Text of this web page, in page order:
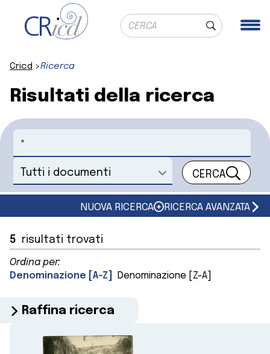
Ricerca globale
Cerca
Cricd Ricerca
Risultati della ricerca
Cerca
Seleziona un documento CERCA
NUOVA RICERCA RICERCA AVANZATA
5 risultati trovati
Ordina per:
Denominazione [A-Z]
Denominazione [Z-A]
Raffina ricerca